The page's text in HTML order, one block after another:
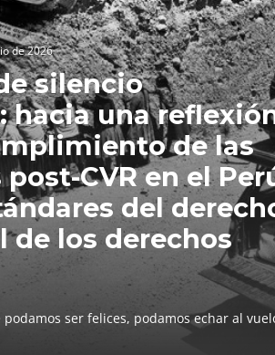
de 2026
silencio
una
de las
CVR en el
del
los derechos
ser felices, podamos echar al